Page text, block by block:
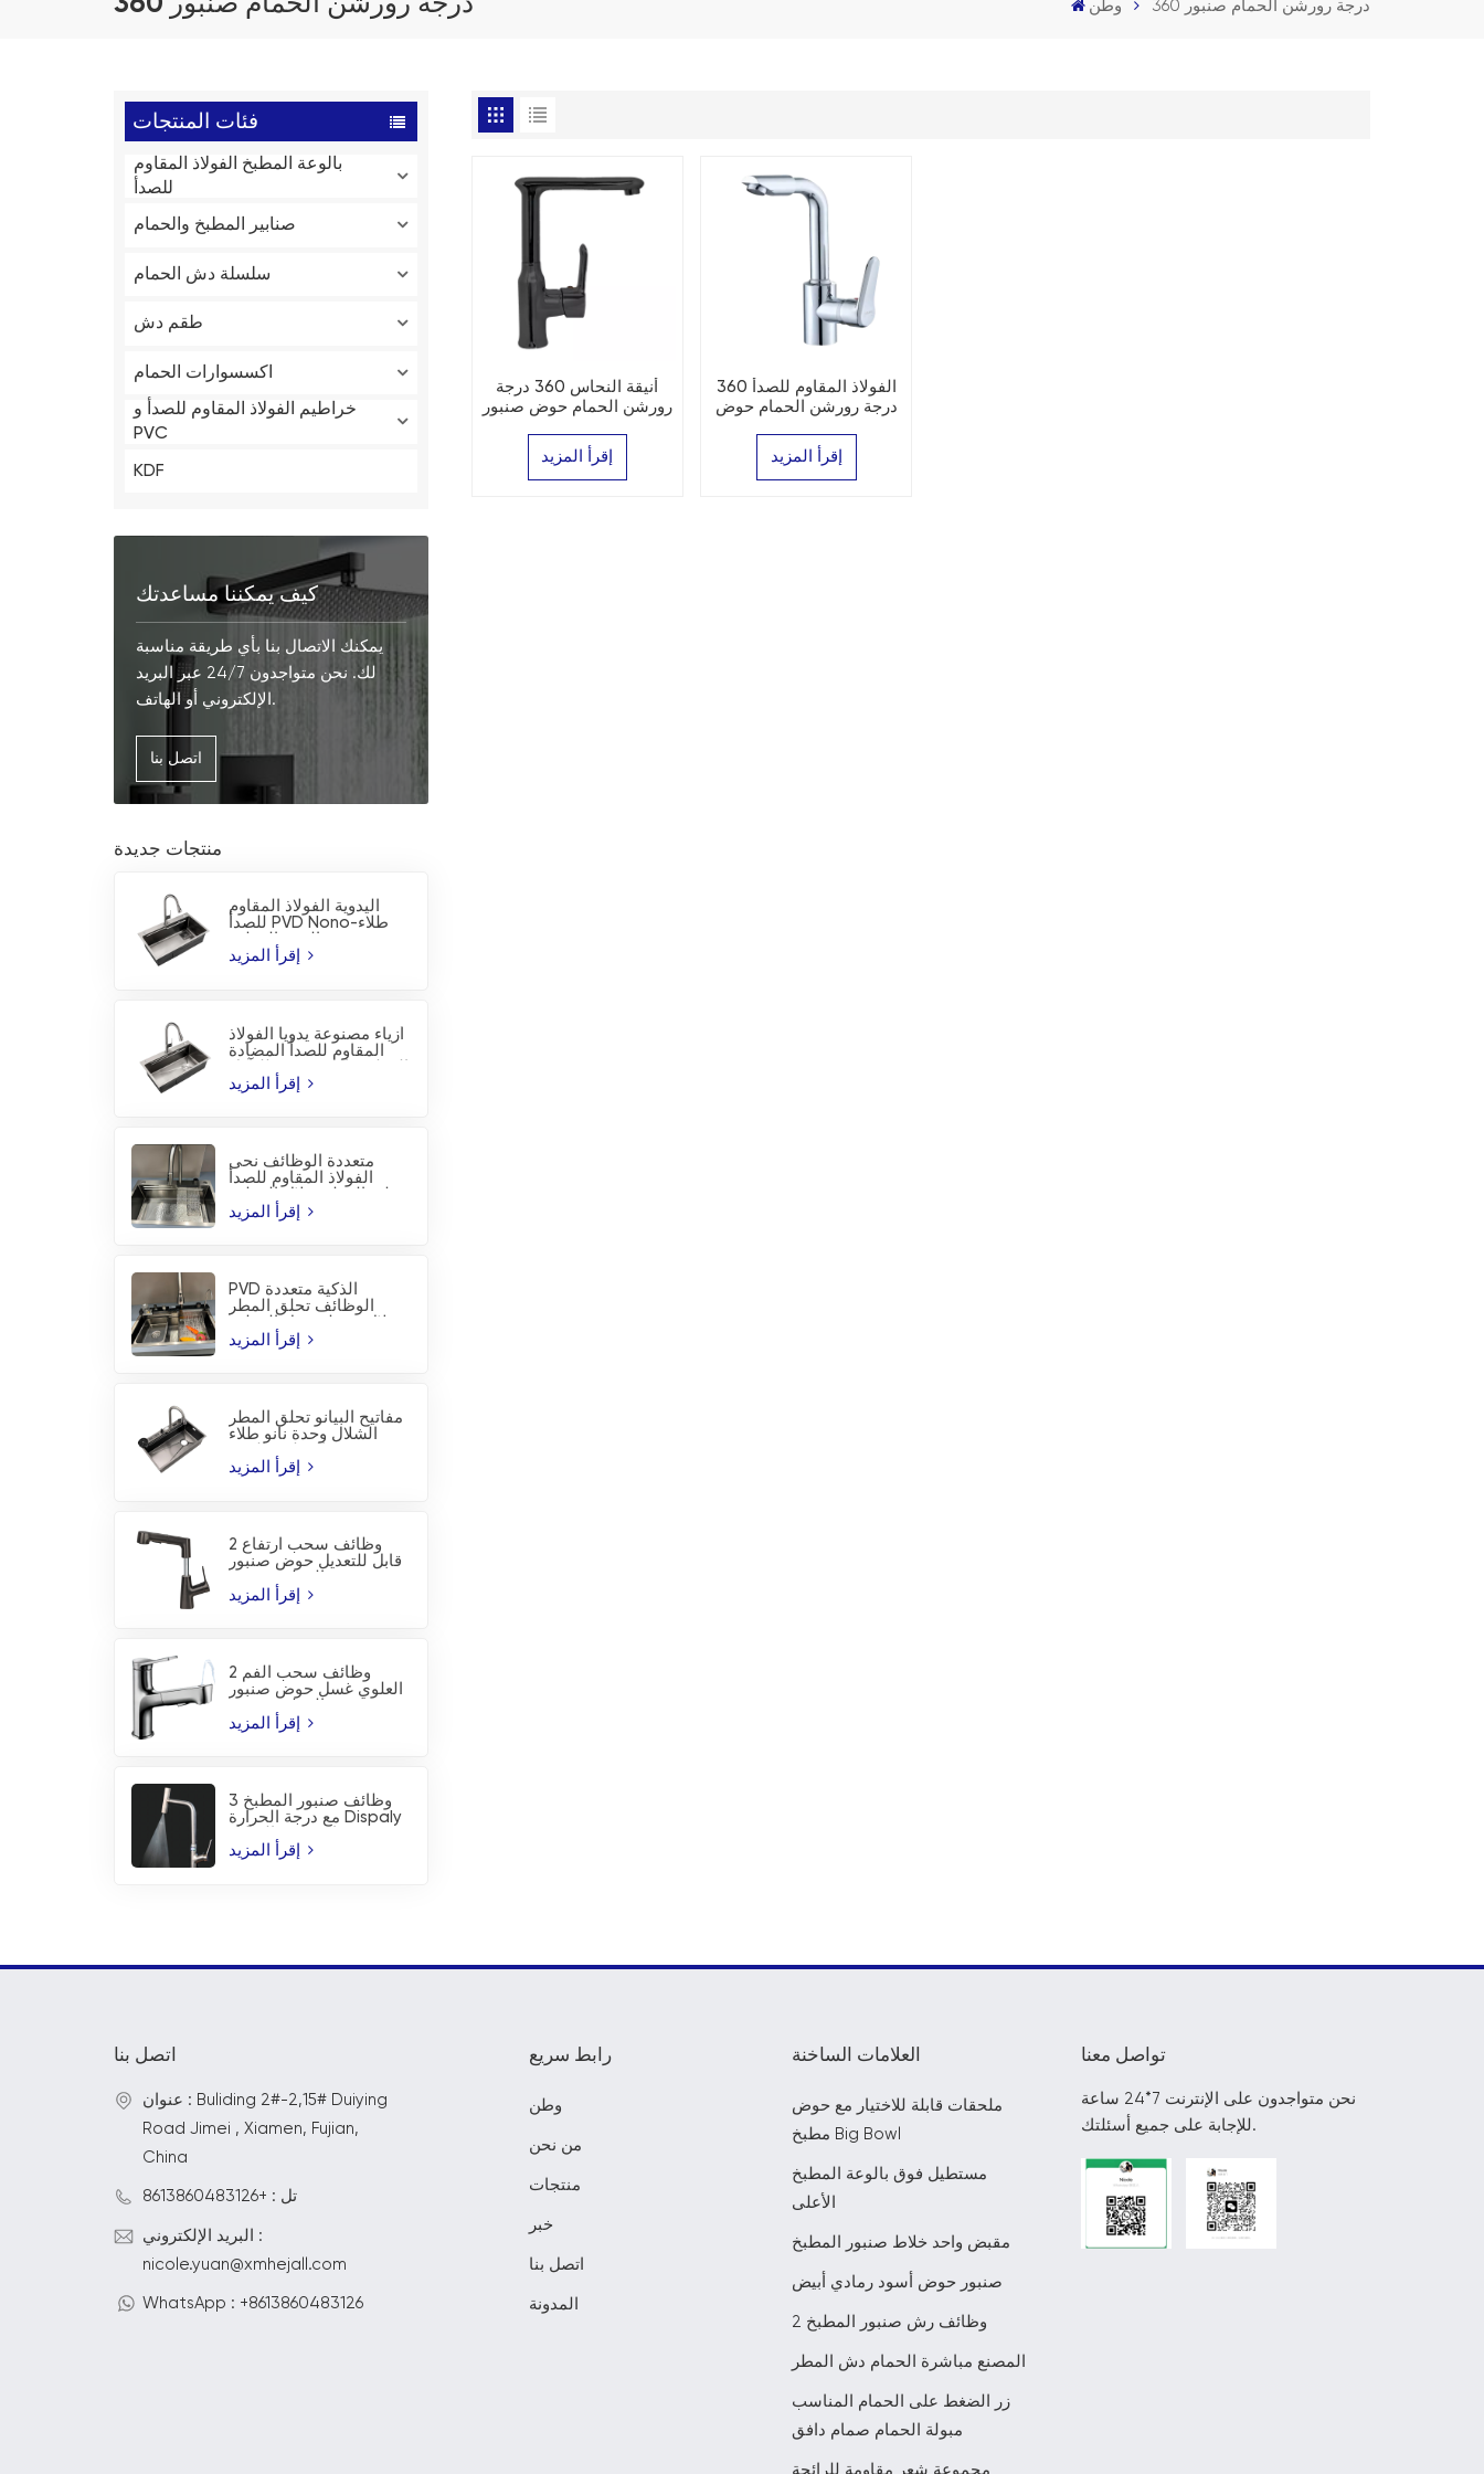
وطن 360 درجة رورشن الحمام صنبور
فئات المنتجات
بالوعة المطبخ الفولاذ المقاوم
للصدأ
صنابير المطبخ والحمام
سلسلة دش الحمام
طقم دش
اكسسوارات الحمام
خراطيم الفولاذ المقاوم للصدأ و
PVC
KDF
كيف يمكننا مساعدتك
يمكنك الاتصال بنا بأي طريقة مناسبة
لك. نحن متواجدون 24/7 عبر البريد
الإلكتروني أو الهاتف.
اتصل بنا
منتجات جديدة
اليدوية الفولاذ المقاوم
للصدأ PVD Nono-طلاء
أزياء مصنوعة يدويا الفولاذ
المقاوم للصدأ المضادة
متعددة الوظائف نحى
الفولاذ المقاوم للصدأ
بالوعة
PVD الذكية متعددة
الوظائف تحلق المطر
بالوعة
مفاتيح البيانو تحلق المطر
الشلال وحدة نانو طلاء
2 وظائف سحب ارتفاع
قابل للتعديل حوض صنبور
2 وظائف سحب الفم
العلوي غسل حوض صنبور
3 وظائف صنبور المطبخ
مع درجة الحرارة Dispaly
أنيقة النحاس 360 درجة
رورشن الحمام حوض صنبور
إقرأ المزيد
الفولاذ المقاوم للصدأ 360
درجة رورشن الحمام حوض
إقرأ المزيد
اتصل بنا
عنوان : Buliding 2#-2,15# Duiying
Road Jimei , Xiamen, Fujian,
China
تل : +8613860483126
البريد الإلكتروني :
nicole.yuan@xmhejall.com
WhatsApp : +8613860483126
رابط سريع
وطن
من نحن
منتجات
خبر
اتصل بنا
المدونة
العلامات الساخنة
ملحقات قابلة للاختيار مع حوض
مطبخ Big Bowl
مستطيل فوق بالوعة المطبخ
الأعلى
مقبض واحد خلاط صنبور المطبخ
صنبور حوض أسود رمادي أبيض
2 وظائف رش صنبور المطبخ
المصنع مباشرة الحمام دش المطر
زر الضغط على الحمام المناسب
مبولة الحمام صمام دافق
مجموعة شعر مقاومة للرائحة
تواصل معنا
نحن متواجدون على الإنترنت 7*24 ساعة
للإجابة على جميع أسئلتك.